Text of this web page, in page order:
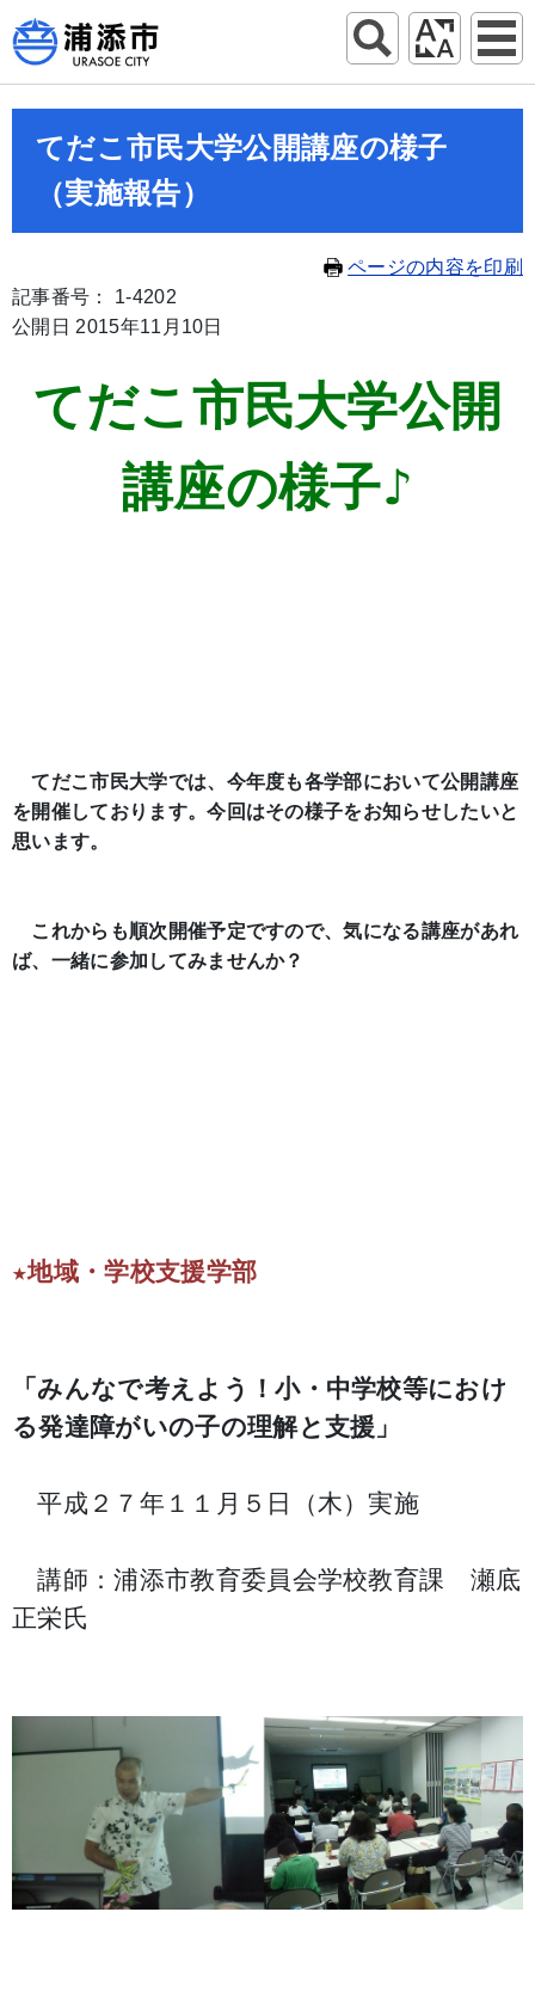
てだこ市民大学公開講座の様子
（実施報告）
ページの内容を印刷
記事番号： 1-4202
公開日 2015年11月10日
てだこ市民大学公開
講座の様子♪
てだこ市民大学では、今年度も各学部において公開講座
を開催しております。今回はその様子をお知らせしたいと
思います。
これからも順次開催予定ですので、気になる講座があれ
ば、一緒に参加してみませんか？
★地域・学校支援学部
「みんなで考えよう！小・中学校等におけ
る発達障がいの子の理解と支援」
平成２７年１１月５日（木）実施
講師：浦添市教育委員会学校教育課 瀬底
正栄氏